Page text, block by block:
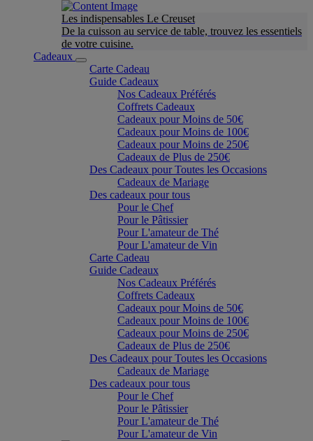
Les indispensables Le Creuset
De la cuisson au service de table, trouvez les essentiels
de votre cuisine.
Cadeaux
Carte Cadeau
Guide Cadeaux
Nos Cadeaux Préférés
Coffrets Cadeaux
Cadeaux pour Moins de 50€
Cadeaux pour Moins de 100€
Cadeaux pour Moins de 250€
Cadeaux de Plus de 250€
Des Cadeaux pour Toutes les Occasions
Cadeaux de Mariage
Des cadeaux pour tous
Pour le Chef
Pour le Pâtissier
Pour L'amateur de Thé
Pour L'amateur de Vin
Carte Cadeau
Guide Cadeaux
Nos Cadeaux Préférés
Coffrets Cadeaux
Cadeaux pour Moins de 50€
Cadeaux pour Moins de 100€
Cadeaux pour Moins de 250€
Cadeaux de Plus de 250€
Des Cadeaux pour Toutes les Occasions
Cadeaux de Mariage
Des cadeaux pour tous
Pour le Chef
Pour le Pâtissier
Pour L'amateur de Thé
Pour L'amateur de Vin